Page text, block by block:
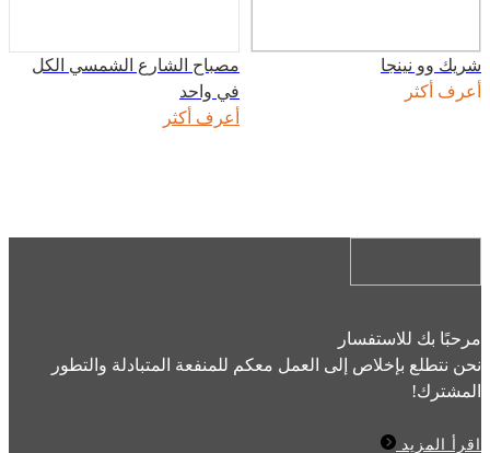
شريك وو نينجا
أعرف أكثر
مصباح الشارع الشمسي الكل
في واحد
أعرف أكثر
مرحبًا بك للاستفسار
نحن نتطلع بإخلاص إلى العمل معكم للمنفعة المتبادلة والتطور
المشترك!
اقرأ المزيد